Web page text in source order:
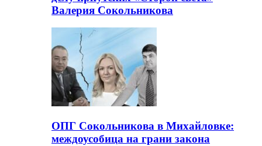
Валерия Сокольникова
ОПГ Сокольникова в Михайловке:
междоусобица на грани закона